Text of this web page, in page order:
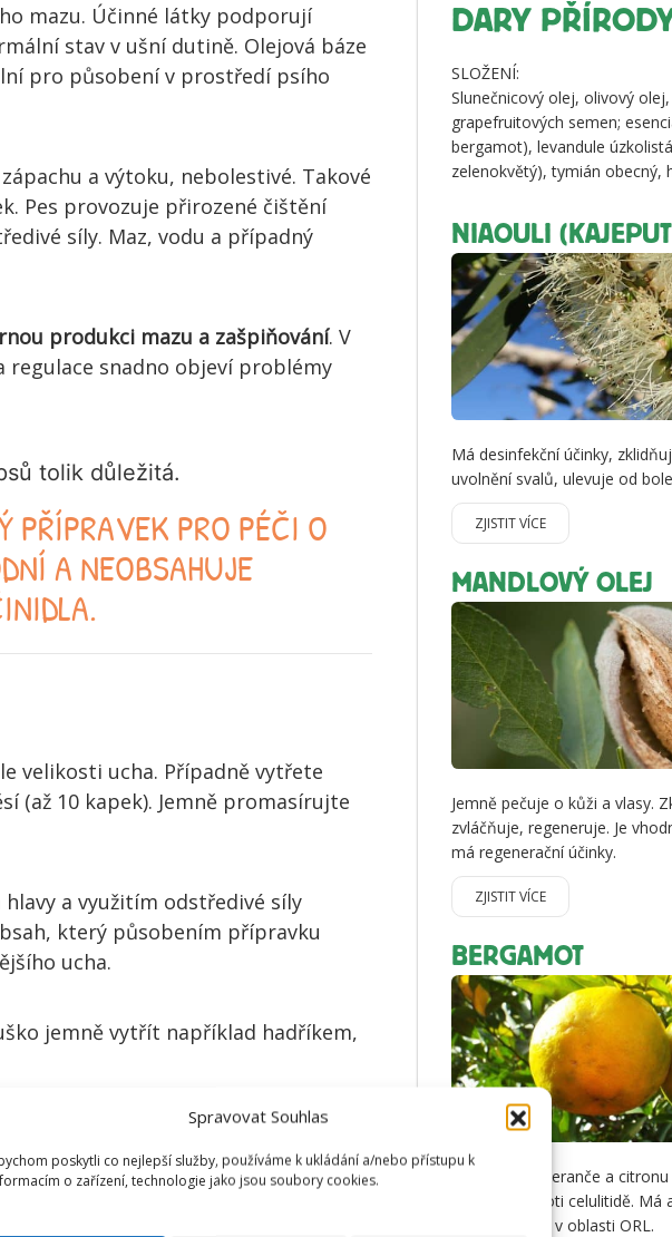
Spravovat Souhlas
poskytli co nejlepší služby, používáme k ukládání a/nebo přístupu k
o zařízení, technologie jako jsou soubory cookies.
mazu. Účinné látky podporují
stav v ušní dutině. Olejová báze
pro působení v prostředí psího
a výtoku, nebolestivé. Takové
Pes provozuje přirozené čištění
síly. Maz, vodu a případný
produkci mazu a zašpiňování. V
snadno objeví problémy
tolik důležitá.
PŘÍPRAVEK PRO PÉČI O
A NEOBSAHUJE
velikosti ucha. Případně vytřete
(až 10 kapek). Jemně promasírujte
a využitím odstředivé síly
který působením přípravku
ucha.
jemně vytřít například hadříkem,
některých případech je k dosažení
maximálně 2x denně.
DARY
SLOŽENÍ:
Slunečnicový olej, olivový
grapefruitových semen;
bergamot), levandule
zelenokvětý), tymián obecný,
NIAOULI
Má desinfekční účinky,
uvolnění svalů, ulevuje od
ZJISTIT VÍCE
MANDLOVÝ OLEJ
Jemně pečuje o kůži a vlasy.
zvláčňuje, regeneruje. Je
má regenerační účinky.
ZJISTIT VÍCE
BERGAMOT
Kříženec pomeranče a
také v boji proti celulitidě.
záněty hlavně v oblasti ORL.